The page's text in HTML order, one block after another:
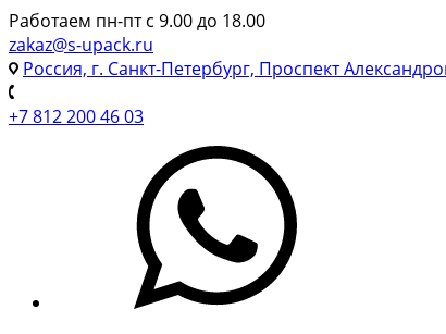
Работаем пн-пт с 9.00 до 18.00
zakaz@s-upack.ru
Россия, г. Санкт-Петербург, Проспект
+7 812 200 46 03